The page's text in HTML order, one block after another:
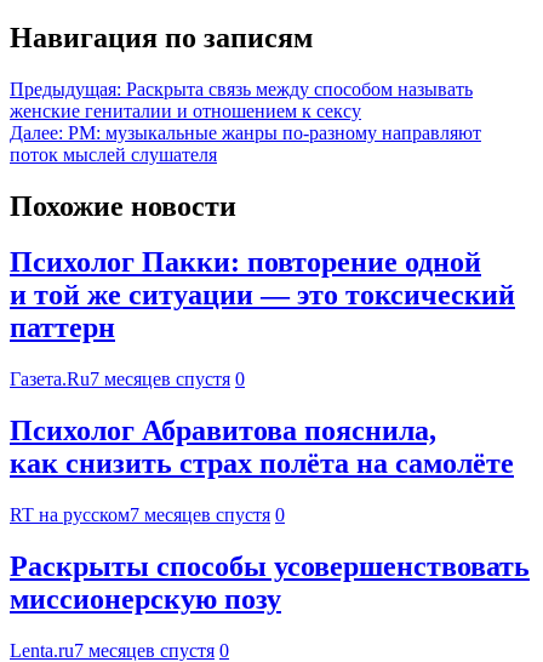
Навигация по записям
Предыдущая: Раскрыта связь между способом называть
женские гениталии и отношением к сексу
Далее: PM: музыкальные жанры по-разному направляют
поток мыслей слушателя
Похожие новости
Психолог Пакки: повторение одной
и той же ситуации — это токсический
паттерн
Газета.Ru7 месяцев спустя 0
Психолог Абравитова пояснила,
как снизить страх полёта на самолёте
RT на русском7 месяцев спустя 0
Раскрыты способы усовершенствовать
миссионерскую позу
Lenta.ru7 месяцев спустя 0